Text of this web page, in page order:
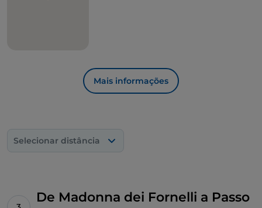
Mais informações
Selecionar distância
De Madonna dei Fornelli a Passo